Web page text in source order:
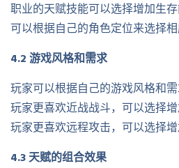
职业的天赋技能可以选择增加生
可以根据自己的角色定位来选择相
4.2 游戏风格和需求
玩家可以根据自己的游戏风格和
玩家更喜欢近战战斗，可以选择
玩家更喜欢远程攻击，可以选择增
4.3 天赋的组合效果